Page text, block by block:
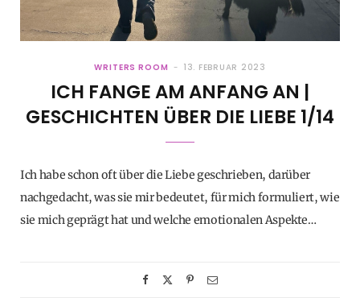
WRITERS ROOM 13. FEBRUAR 2023
ICH FANGE AM ANFANG AN |
GESCHICHTEN ÜBER DIE LIEBE 1/14
Ich habe schon oft über die Liebe geschrieben, darüber
nachgedacht, was sie mir bedeutet, für mich formuliert, wie
sie mich geprägt hat und welche emotionalen Aspekte…